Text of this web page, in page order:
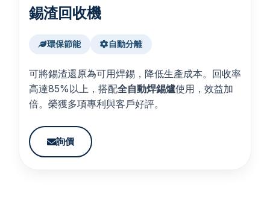
錫渣回收機
環保節能 自動分離
可將錫渣還原為可用焊錫，降低生產成本。回收率
高達85%以上，搭配全自動焊錫爐使用，效益加
倍。榮獲多項專利與客戶好評。
詢價